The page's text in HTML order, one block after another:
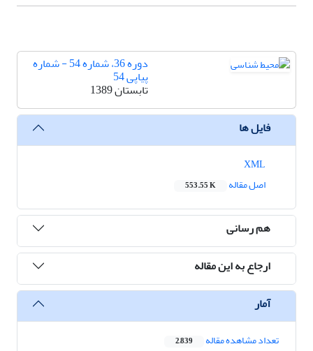
دوره 36، شماره 54 - شماره
پیاپی 54
تابستان 1389
فایل ها
اصل مقاله
553.55 K
هم رسانی
ارجاع به این مقاله
آمار
تعداد مشاهده مقاله 2,839